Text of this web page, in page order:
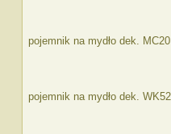
pojemnik na mydło dek. MC20
pojemnik na mydło dek. WK52